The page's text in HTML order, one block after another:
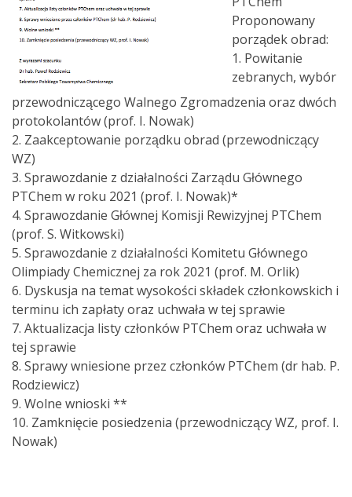
Proponowany
porządek obrad:
1. Powitanie
zebranych, wybór
przewodniczącego Walnego Zgromadzenia oraz dwóch
protokolantów (prof. I. Nowak)
2. Zaakceptowanie porządku obrad (przewodniczący
WZ)
3. Sprawozdanie z działalności Zarządu Głównego
PTChem w roku 2021 (prof. I. Nowak)*
4. Sprawozdanie Głównej Komisji Rewizyjnej PTChem
(prof. S. Witkowski)
5. Sprawozdanie z działalności Komitetu Głównego
Olimpiady Chemicznej za rok 2021 (prof. M. Orlik)
6. Dyskusja na temat wysokości składek członkowskich i
terminu ich zapłaty oraz uchwała w tej sprawie
7. Aktualizacja listy członków PTChem oraz uchwała w
tej sprawie
8. Sprawy wniesione przez członków PTChem (dr hab. P.
Rodziewicz)
9. Wolne wnioski **
10. Zamknięcie posiedzenia (przewodniczący WZ, prof. I.
Nowak)